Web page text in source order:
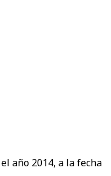
año 2014, a la fecha